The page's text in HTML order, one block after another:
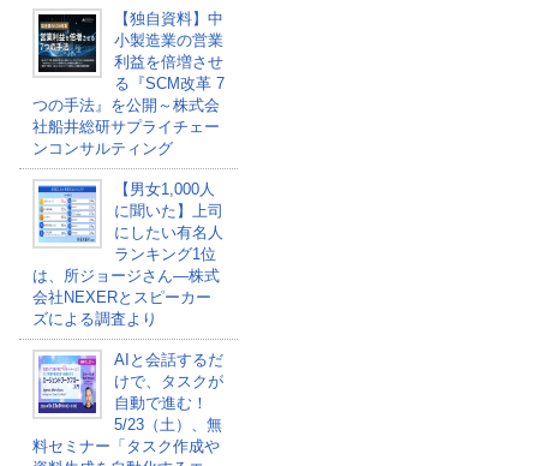
【独自資料】中
小製造業の営業
利益を倍増させ
る『SCM改革 7
つの手法』を公開～株式会
社船井総研サプライチェー
ンコンサルティング
【男女1,000人
に聞いた】上司
にしたい有名人
ランキング1位
は、所ジョージさん―株式
会社NEXERとスピーカー
ズによる調査より
AIと会話するだ
けで、タスクが
自動で進む！
5/23（土）、無
料セミナー「タスク作成や